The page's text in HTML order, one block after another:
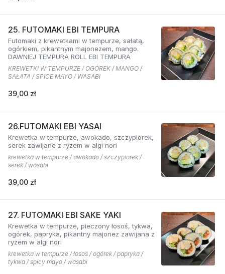
25. FUTOMAKI EBI TEMPURA
Futomaki z krewetkami w tempurze, sałatą,
ogórkiem, pikantnym majonezem, mango.
DAWNIEJ TEMPURA ROLL EBI TEMPURA
KREWETKI W TEMPURZE / OGÓREK / MANGO /
SAŁATA / SPICE MAYO / WASABI
39,00 zł
26.FUTOMAKI EBI YASAI
Krewetka w tempurze, awokado, szczypiorek,
serek zawijane z ryżem w algi nori
krewetka w tempurze / awokado / szczypiorek /
serek / wasabi
39,00 zł
27. FUTOMAKI EBI SAKE YAKI
Krewetka w tempurze, pieczony łosoś, tykwa,
ogórek, papryka, pikantny majonez zawijana z
ryżem w algi nori
krewetka w tempurze / łosoś / ogórek / papryka /
tykwa / spicy mayo / wasabi